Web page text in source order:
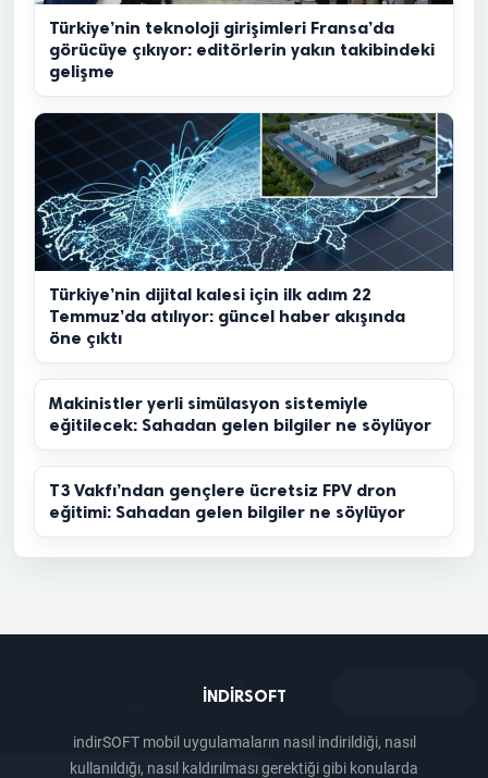
Türkiye’nin teknoloji girişimleri Fransa’da
görücüye çıkıyor: editörlerin yakın takibindeki
gelişme
Türkiye’nin dijital kalesi için ilk adım 22
Temmuz’da atılıyor: güncel haber akışında
öne çıktı
Makinistler yerli simülasyon sistemiyle
eğitilecek: Sahadan gelen bilgiler ne söylüyor
T3 Vakfı’ndan gençlere ücretsiz FPV dron
eğitimi: Sahadan gelen bilgiler ne söylüyor
INDIRSOFT
indirSOFT mobil uygulamaların nasıl indirildiği, nasıl
kullanıldığı, nasıl kaldırılması gerektiği gibi konularda